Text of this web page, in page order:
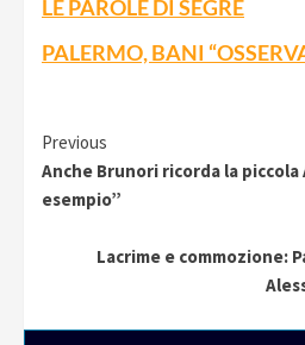
LE PAROLE DI SEGRE
PALERMO, BANI
Continue
Reading
Previous
Anche Brunori ricorda la piccola
esempio”
Lacrime e commozione: